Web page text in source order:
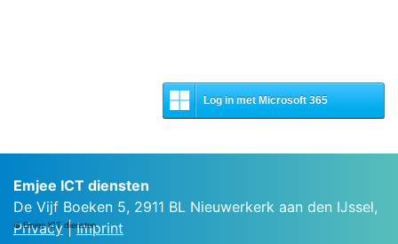
© Emjee ICT diensten
Log in met Microsoft 365
Emjee ICT diensten
De Vijf Boeken 5, 2911 BL Nieuwerkerk aan den IJssel,
Privacy|Imprint